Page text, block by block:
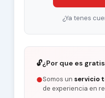
¿Ya tenes
🔓¿Por que es
●Somos un servicio
de experiencia en